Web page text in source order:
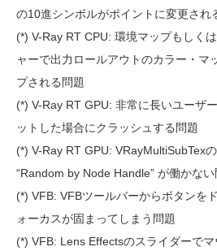
の10進シンボルがポイントに変更され
(*) V-Ray RT CPU: 環境マップもしく
ャーで出力ロールアウトのカラー・マ
プされる問題
(*) V-Ray RT GPU: 非常に長いユーザ
ットした場合にクラッシュする問題
(*) V-Ray RT GPU: VRayMultiSubTex
“Random by Node Handle” が働かない
(*) VFB: VFBツールバーからボタンを
ォーカスが固まってしまう問題
(*) VFB: Lens Effectsのスライダーで